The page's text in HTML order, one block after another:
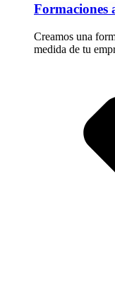
Formaciones
Creamos una
medida de tu